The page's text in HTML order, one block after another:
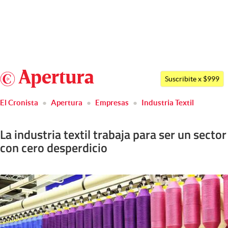
Argentina
México
Colombia
Members
Economía y Política
Mercados Online
Columnistas
Otras secciones
Apertura
Suscribite x $999
El Cronista Apertura Empresas Industria Textil
La industria textil trabaja para ser un sector
con cero desperdicio